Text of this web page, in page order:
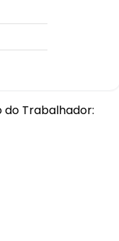
do Trabalhador: